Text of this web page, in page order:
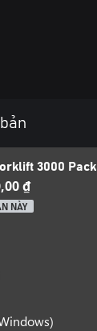
3000 Pack
₫
NÀY